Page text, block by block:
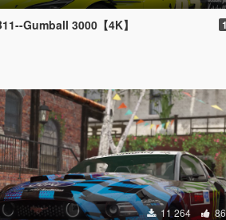
Gumball 3000【4K】
11 264 86